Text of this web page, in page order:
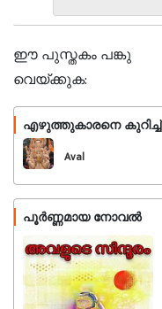
ഈ പുസ്തകം പങ്കു
വെയ്ക്കുക:
എഴുത്തുകാരനെ കുറിച്ച്
Aval
പൂർണ്ണമായ നോവൽ